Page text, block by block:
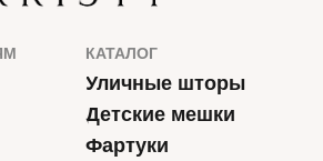
Уличные шторы
Фартуки
Детские мешки
КАТАЛОГ